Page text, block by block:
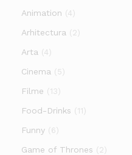
Animation (4)
Arhitectura (2)
Arta (4)
Cinema (5)
Filme (13)
Food-Drinks (11)
Funny (6)
Game of Thrones (2)